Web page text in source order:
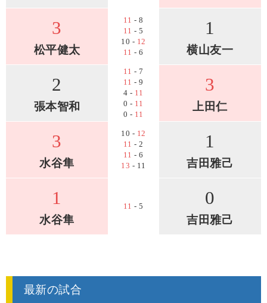
3
松平健太
11 - 8
11 - 5
10 - 12
11 - 6
1
横山友一
2
張本智和
11 - 7
11 - 9
4 - 11
0 - 11
0 - 11
3
上田仁
3
水谷隼
10 - 12
11 - 2
11 - 6
13 - 11
1
吉田雅己
1
水谷隼
11 - 5 0
吉田雅己
最新の試合